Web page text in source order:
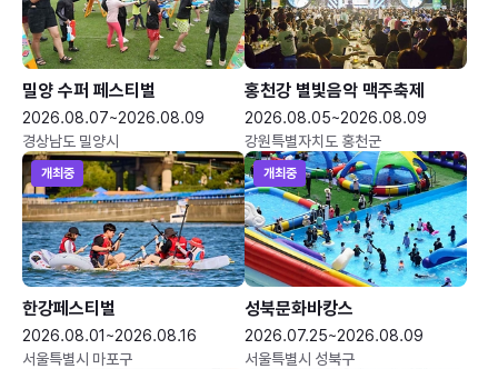
밀양 수퍼 페스티벌
2026.08.07~2026.08.09
경상남도 밀양시
홍천강 별빛음악 맥주축제
2026.08.05~2026.08.09
강원특별자치도 홍천군
개최중
한강페스티벌
2026.08.01~2026.08.16
서울특별시 마포구
개최중
성북문화바캉스
2026.07.25~2026.08.09
서울특별시 성북구